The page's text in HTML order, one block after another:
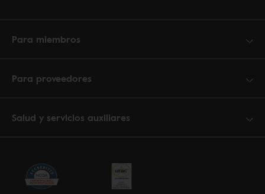
Para miembros
Para proveedores
Salud y servicios auxiliares